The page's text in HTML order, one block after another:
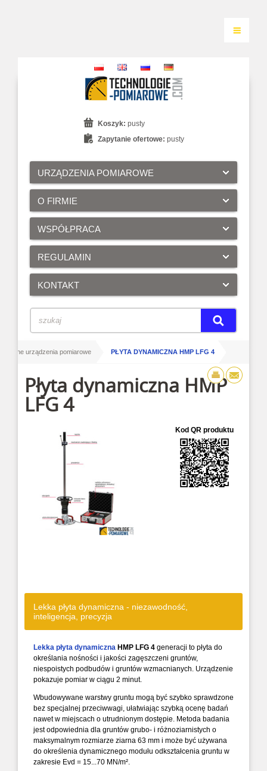
URZĄDZENIA POMIAROWE
O FIRMIE
WSPÓŁPRACA
REGULAMIN
KONTAKT
Koszyk: pusty
Zapytanie ofertowe: pusty
urządzenia pomiarowe PŁYTA DYNAMICZNA HMP LFG 4
Płyta dynamiczna HMP
LFG 4
Lekka płyta dynamiczna - niezawodność,
inteligencja, precyzja
Lekka płyta dynamiczna HMP LFG 4 generacji to płyta do
określania nośności i jakości zagęszczeni gruntów,
niespoistych podbudów i gruntów wzmacnianych. Urządzenie
pokazuje pomiar w ciągu 2 minut.
Wbudowywane warstwy gruntu mogą być szybko sprawdzone
bez specjalnej przeciwwagi, ułatwiając szybką ocenę badań
nawet w miejscach o utrudnionym dostępie. Metoda badania
jest odpowiednia dla gruntów grubo- i różnoziarnistych o
maksymalnym rozmiarze ziarna 63 mm i może być używana
do określenia dynamicznego modułu odkształcenia gruntu w
zakresie Evd = 15...70 MN/m².
Kod QR produktu